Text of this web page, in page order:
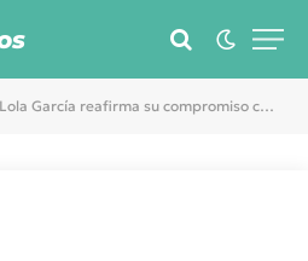
Lola García reafirma su compromiso con el tercer sector y las personas con discapacidad de Fuerteventura